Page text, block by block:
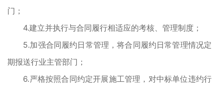
门；
4.建立并执行与合同履行相适应的考核、管理制度；
5.加强合同履约日常管理，将合同履约日常管理情况定
期报送行业主管部门；
6.严格按照合同约定开展施工管理，对中标单位违约行